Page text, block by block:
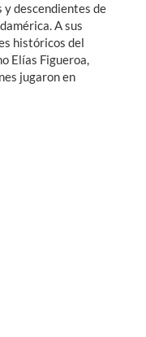
descendientes de
A sus
históricos del
Elías Figueroa,
jugaron en